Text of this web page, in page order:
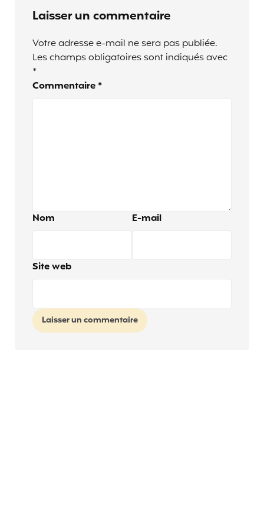
Laisser un commentaire
Votre adresse e-mail ne sera pas publiée.
Les champs obligatoires sont indiqués avec
*
Commentaire *
Nom E-mail
Site web